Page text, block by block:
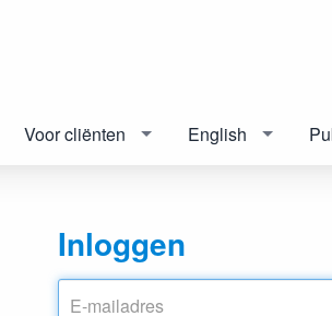
Voor cliënten English
Inloggen